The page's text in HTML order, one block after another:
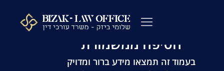
עו"ד פלילי שלומי ביזק | זמינות 24/7 | ייעוץ
מהיר ודיסקרטי
חטיפה ממשמורת
בעמוד זה תמצאו מידע ברור ומדויק